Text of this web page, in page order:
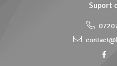
Suport